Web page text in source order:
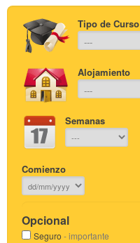
Tipo de Curso
Alojamiento
Semanas
Comienzo
Opcional
Seguro - importante